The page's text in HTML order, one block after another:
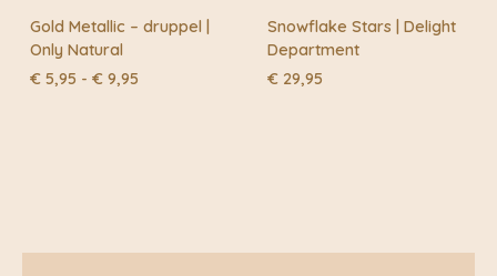
Gold Metallic – druppel |
Only Natural
€ 5,95 - € 9,95
Snowflake Stars | Delight
Department
€ 29,95